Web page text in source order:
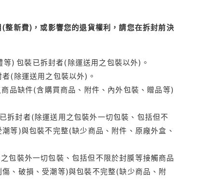
新費)，或影響您的退貨權利，請您在拆封前決
) 包裝已拆封者(除運送用之包裝以外)。
(除運送用之包裝以外)。
品缺件(含購買商品、附件、內外包裝、贈品等)
拆封者(除運送用之包裝外一切包裝、包括但不
等)與包裝不完整(缺少商品、附件、原廠外盒、
包裝外一切包裝、包括但不限於封膜等接觸商品
、破損、受潮等)與包裝不完整(缺少商品、附